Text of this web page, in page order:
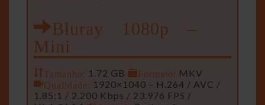
Bluray 1080p –
Mini
Tamanho: 1.72 GB Formato: MKV
Qualidade: 1920×1040 – H.264 / AVC /
1.85:1 / 2.200 Kbps / 23.976 FPS /